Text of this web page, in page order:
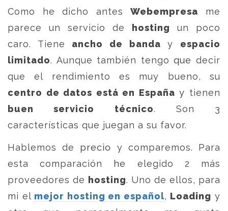
Como he dicho antesWebempresa me
parece un servicio de
hosting un poco
caro. Tiene ancho de banda y espacio
limitado. Aunque también tengo que decir
que el rendimiento es muy bueno, su
centro de datos está en España y tienen
buen servicio técnico. Son 3
características que juegan a su favor.
Hablemos de precio y comparemos. Para
esta comparación he elegido 2 más
proveedores de hosting. Uno de ellos, para
mi el mejor hosting en español, Loading y